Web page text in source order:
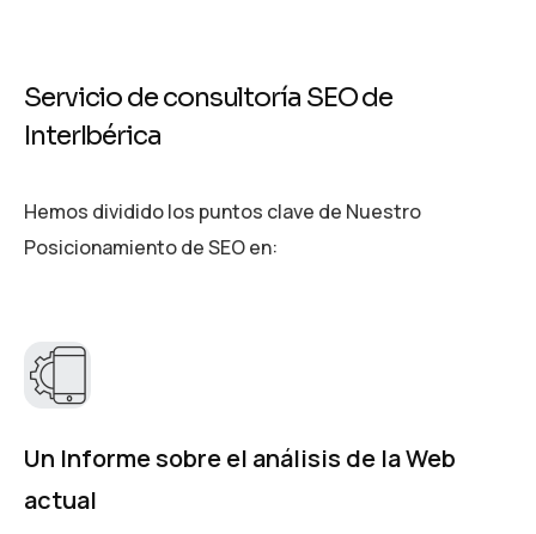
Serviciodeconsultoría SEOde
InterIbérica
Hemos dividido los puntos clave de Nuestro
Posicionamiento de SEO en:
Un Informe sobre el análisis de la Web
actual